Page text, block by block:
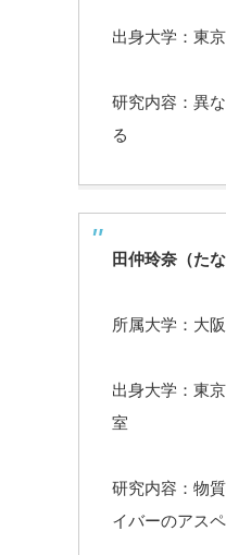
出身大学：東
研究内容：異
る
田仲玲奈（た
所属大学：大
出身大学：東
室
研究内容：物
イバーのアス